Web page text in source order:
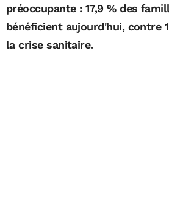
préoccupante : 17,9 % des
bénéficient aujourd'hui, contre
la crise sanitaire.